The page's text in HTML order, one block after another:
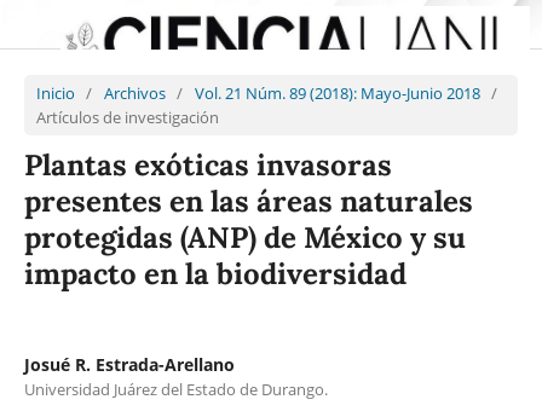
Inicio / Archivos / Vol. 21 Núm. 89 (2018): Mayo-Junio 2018 /
Artículos de investigación
Plantas exóticas invasoras
presentes en las áreas naturales
protegidas (ANP) de México y su
impacto en la biodiversidad
Josué R. Estrada-Arellano
Universidad Juárez del Estado de Durango.